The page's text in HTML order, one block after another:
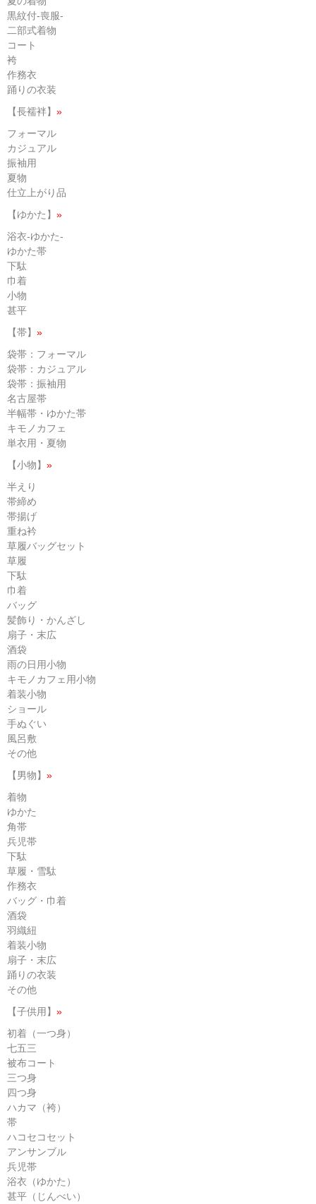
黒紋付-喪服-
二部式着物
コート
袴
作務衣
踊りの衣装
【長襦袢】 »
フォーマル
カジュアル
振袖用
夏物
仕立上がり品
【ゆかた】 »
浴衣-ゆかた-
ゆかた帯
下駄
巾着
小物
甚平
【帯】 »
袋帯：フォーマル
袋帯：カジュアル
袋帯：振袖用
名古屋帯
半幅帯・ゆかた帯
キモノカフェ
単衣用・夏物
【小物】 »
半えり
帯締め
帯揚げ
重ね衿
草履バッグセット
草履
下駄
巾着
バッグ
髪飾り・かんざし
扇子・末広
酒袋
雨の日用小物
キモノカフェ用小物
着装小物
ショール
手ぬぐい
風呂敷
その他
【男物】 »
着物
ゆかた
角帯
兵児帯
下駄
草履・雪駄
作務衣
バッグ・巾着
酒袋
羽織紐
着装小物
扇子・末広
踊りの衣装
その他
【子供用】 »
初着（一つ身）
七五三
被布コート
三つ身
四つ身
ハカマ（袴）
帯
ハコセコセット
アンサンブル
兵児帯
浴衣（ゆかた）
甚平（じんべい）